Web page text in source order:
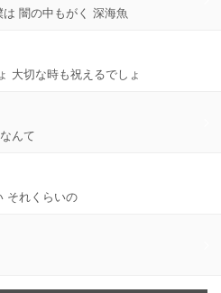
闇の中もがく 深海魚
大切な時も祝えるでしょ
んて
それくらいの